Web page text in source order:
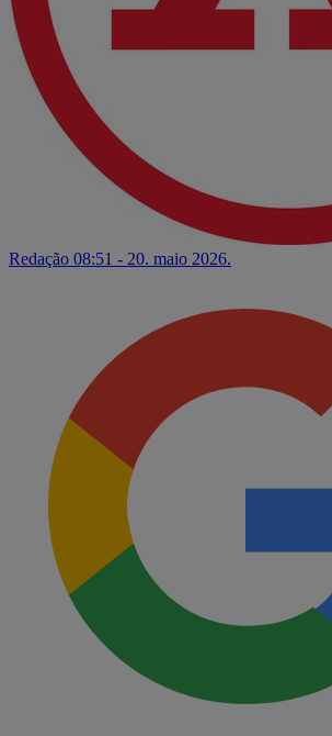
Redação 08:51 - 20. maio 2026.